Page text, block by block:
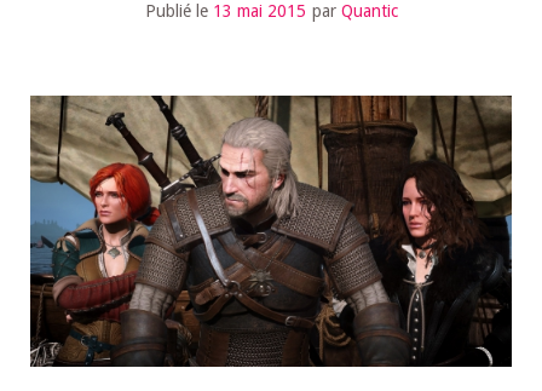
Publié le 13 mai 2015 par Quantic